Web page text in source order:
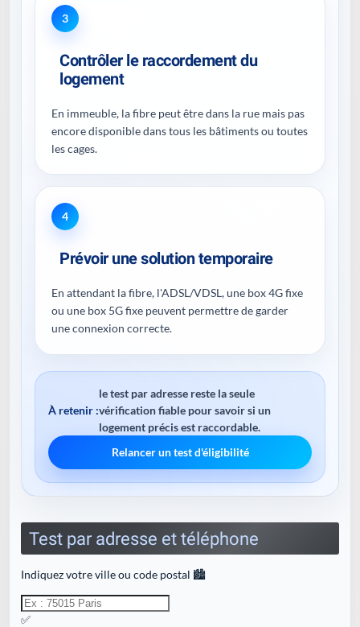
3
Contrôler le raccordement du
logement
En immeuble, la fibre peut être dans la rue mais pas
encore disponible dans tous les bâtiments ou toutes
les cages.
4
Prévoir une solution temporaire
En attendant la fibre, l'ADSL/VDSL, une box 4G fixe
ou une box 5G fixe peuvent permettre de garder
une connexion correcte.
À retenir :
le test par adresse reste la seule
vérification fiable pour savoir si un
logement précis est raccordable.
Relancer un test d'éligibilité
Test par adresse et téléphone
Indiquez votre ville ou code postal 🏙️
✅